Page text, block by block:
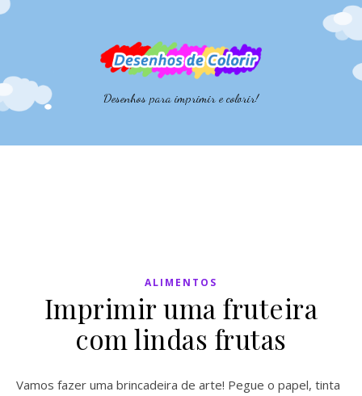
Desenhos para imprimir e colorir!
ALIMENTOS
Imprimir uma fruteira
com lindas frutas
Vamos fazer uma brincadeira de arte! Pegue o papel, tinta